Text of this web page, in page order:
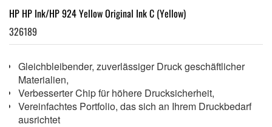
HP HP Ink/HP 924 Yellow Original Ink C (Yellow)
326189
Gleichbleibender, zuverlässiger Druck geschäftlicher
Materialien,
Verbesserter Chip für höhere Drucksicherheit,
Vereinfachtes Portfolio, das sich an Ihrem Druckbedarf
ausrichtet